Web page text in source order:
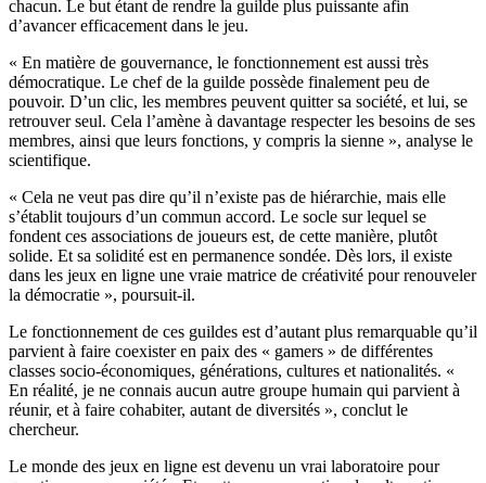
chacun. Le but étant de rendre la guilde plus puissante afin
d’avancer efficacement dans le jeu.
« En matière de gouvernance, le fonctionnement est aussi très
démocratique. Le chef de la guilde possède finalement peu de
pouvoir. D’un clic, les membres peuvent quitter sa société, et lui, se
retrouver seul. Cela l’amène à davantage respecter les besoins de ses
membres, ainsi que leurs fonctions, y compris la sienne », analyse le
scientifique.
« Cela ne veut pas dire qu’il n’existe pas de hiérarchie, mais elle
s’établit toujours d’un commun accord. Le socle sur lequel se
fondent ces associations de joueurs est, de cette manière, plutôt
solide. Et sa solidité est en permanence sondée. Dès lors, il existe
dans les jeux en ligne une vraie matrice de créativité pour renouveler
la démocratie », poursuit-il.
Le fonctionnement de ces guildes est d’autant plus remarquable qu’il
parvient à faire coexister en paix des « gamers » de différentes
classes socio-économiques, générations, cultures et nationalités. «
En réalité, je ne connais aucun autre groupe humain qui parvient à
réunir, et à faire cohabiter, autant de diversités », conclut le
chercheur.
Le monde des jeux en ligne est devenu un vrai laboratoire pour